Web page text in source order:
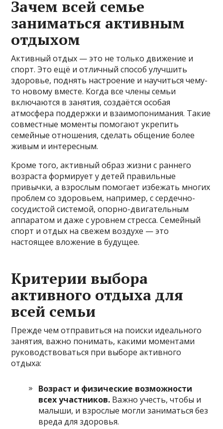
Зачем всей семье
заниматься активным
отдыхом
Активный отдых — это не только движение и
спорт. Это ещё и отличный способ улучшить
здоровье, поднять настроение и научиться чему-
то новому вместе. Когда все члены семьи
включаются в занятия, создаётся особая
атмосфера поддержки и взаимопонимания. Такие
совместные моменты помогают укрепить
семейные отношения, сделать общение более
живым и интересным.
Кроме того, активный образ жизни с раннего
возраста формирует у детей правильные
привычки, а взрослым помогает избежать многих
проблем со здоровьем, например, с сердечно-
сосудистой системой, опорно-двигательным
аппаратом и даже с уровнем стресса. Семейный
спорт и отдых на свежем воздухе — это
настоящее вложение в будущее.
Критерии выбора
активного отдыха для
всей семьи
Прежде чем отправиться на поиски идеального
занятия, важно понимать, какими моментами
руководствоваться при выборе активного
отдыха:
Возраст и физические возможности
всех участников. Важно учесть, чтобы и
малыши, и взрослые могли заниматься без
вреда для здоровья.